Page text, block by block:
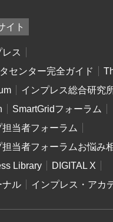
イト
ス
センター完全ガイド
インプレス総合研究
SmartGridフォーラム
当者フォーラム
当者フォーラムお悩み
Library
DIGITAL X
ナル
インプレス・アカ